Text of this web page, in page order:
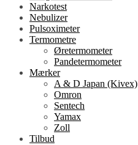
Narkotest
Nebulizer
Pulsoximeter
Termometre
Øretermometer
Pandetermometer
Mærker
A & D Japan (Kivex)
Omron
Sentech
Yamax
Zoll
Tilbud